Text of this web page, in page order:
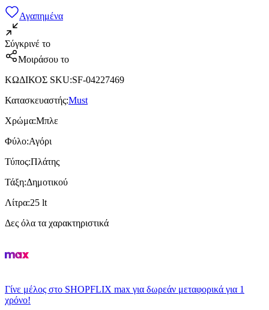
Αγαπημένα
Σύγκρινέ το
Μοιράσου το
ΚΩΔΙΚΟΣ SKU:SF-04227469
Κατασκευαστής:Must
Χρώμα:Μπλε
Φύλο:Αγόρι
Τύπος:Πλάτης
Τάξη:Δημοτικού
Λίτρα:25 lt
Δες όλα τα χαρακτηριστικά
Γίνε μέλος στο SHOPFLIX max για δωρεάν μεταφορικά για 1
χρόνο!